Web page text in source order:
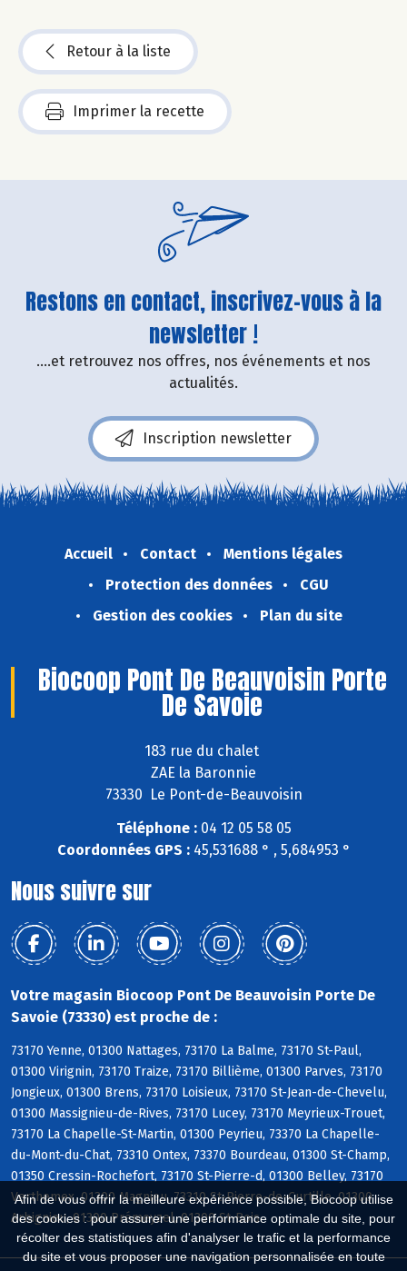
Afin de vous offrir la meilleure expérience possible, Biocoop utilise
des cookies : pour assurer une performance optimale du site, pour
récolter des statistiques afin d'analyser le trafic et la performance
du site et vous proposer une navigation personnalisée en toute
Retour à la liste
Imprimer la recette
Restons en contact, inscrivez-vous à la
newsletter !
....et retrouvez nos offres, nos événements et nos
actualités.
Inscription newsletter
Accueil Contact
Mentions légales
Protection des données
CGU
Gestion des cookies
Plan du site
Biocoop Pont De Beauvoisin Porte
De Savoie
183 rue du chalet
ZAE la Baronnie
73330 Le Pont-de-Beauvoisin
Téléphone :04 12 05 58 05
Coordonnées GPS :45,531688 ° , 5,684953 °
Nous suivre sur
Votre magasin Biocoop Pont De Beauvoisin Porte De
Savoie (73330) est proche de :
73170 Yenne, 01300 Nattages, 73170 La Balme, 73170 St-Paul,
01300 Virignin, 73170 Traize, 73170 Billième, 01300 Parves, 73170
Jongieux, 01300 Brens, 73170 Loisieux, 73170 St-Jean-de-Chevelu,
01300 Massignieu-de-Rives, 73170 Lucey, 73170 Meyrieux-Trouet,
73170 La Chapelle-St-Martin, 01300 Peyrieu, 73370 La Chapelle-
du-Mont-du-Chat, 73310 Ontex, 73370 Bourdeau, 01300 St-Champ,
01350 Cressin-Rochefort, 73170 St-Pierre-d, 01300 Belley, 73170
Verthemex, 01300 Magnieu, 73310 St-Pierre-de-Curtille, 01300
Arbignieu, 01300 Prémeyzel, 01300 St-Bois